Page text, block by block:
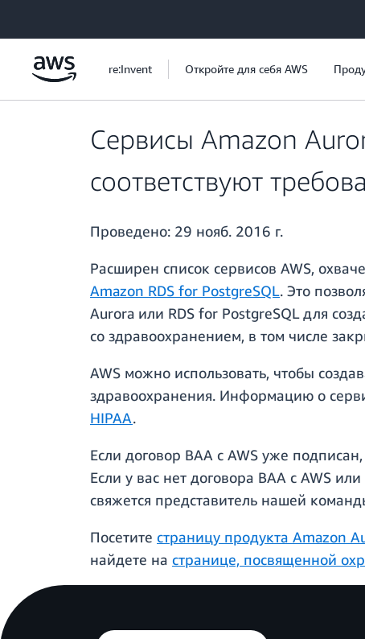
re:Invent Откройте для себя AWS
Сервисы Amazon
соответствуют
Проведено: 29 нояб. 2016 г.
Расширен список сервисов AWS,
Amazon RDS for PostgreSQL. Это
Aurora или RDS for PostgreSQL для
со здравоохранением, в том числе
AWS можно использовать, чтобы
здравоохранения. Информацию о
HIPAA.
Если договор BAA с AWS уже
Если у вас нет договора BAA с AWS
свяжется представитель нашей
Посетите страницу продукта Amazon
найдете на странице, посвященной